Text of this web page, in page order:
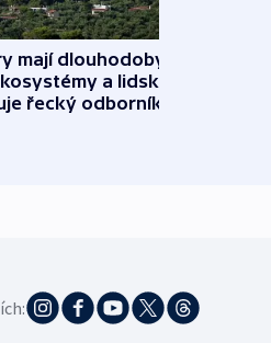
mají dlouhodobý
a lidské
řecký odborník